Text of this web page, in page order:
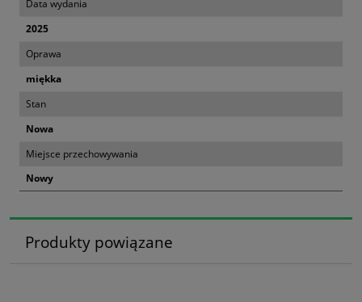
Data wydania
2025
Oprawa
miękka
Stan
Nowa
Miejsce przechowywania
Nowy
Produkty powiązane